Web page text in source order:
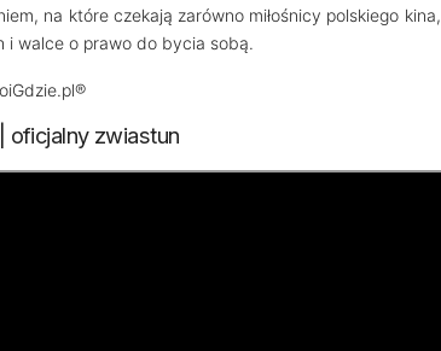
na które czekają zarówno miłośnicy polskiego
i walce o prawo do bycia sobą.
oficjalny zwiastun